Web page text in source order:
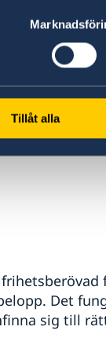
Tillåt alla
eller med
än de
för.
Det
sig till